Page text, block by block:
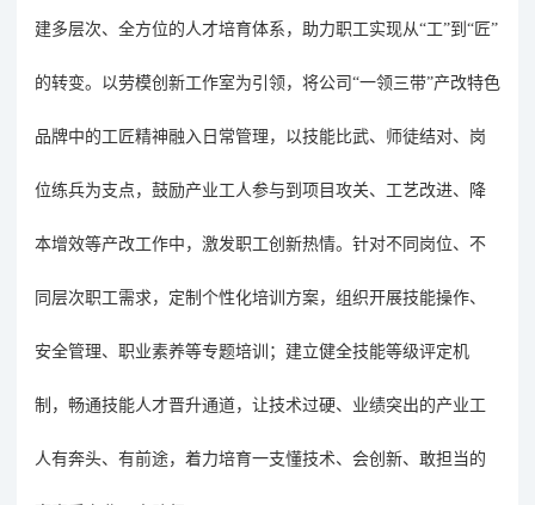
建多层次、全方位的人才培育体系，助力职工实现从“工”到“匠”
的转变。以劳模创新工作室为引领，将公司“一领三带”产改特色
品牌中的工匠精神融入日常管理， 以技能比武、师徒结对、岗
位练兵为支点， 鼓励产业工人参与到项目攻关、工艺改进、降
本增效等产改工作中，激发职工创新热情。针对不同岗位、不
同层次职工需求，定制个性化培训方案，组织开展技能操作、
安全管理、职业素养等专题培训；建立健全技能等级评定机
制，畅通技能人才晋升通道，让技术过硬、业绩突出的产业工
人有奔头、有前途，着力培育一支懂技术、会创新、敢担当的